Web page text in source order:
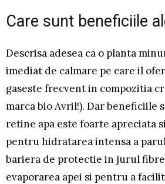
Care sunt beneficiile
Descrisa adesea ca o planta
imediat de calmare pe care il
gaseste frecvent in compozitia
marca bio Avril!). Dar beneficiile
retine apa este foarte apreciata
pentru hidratarea intensa a
bariera de protectie in jurul
evaporarea apei si pentru a